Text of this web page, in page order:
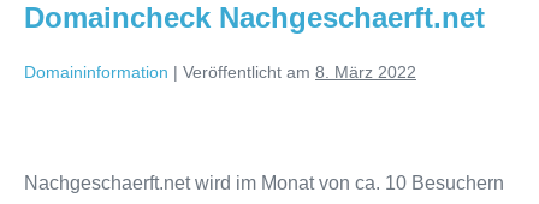
Domaincheck Nachgeschaerft.net
Domaininformation | Veröffentlicht am 8. März 2022
Nachgeschaerft.net wird im Monat von ca. 10 Besuchern